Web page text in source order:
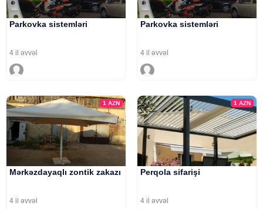
Parkovka sistemləri
4 il əvvəl
Parkovka sistemləri
4 il əvvəl
1AZN
Mərkəzdayaqlı zontik zakazı
4 il əvvəl
1 AZN
Perqola sifarişi
4 il əvvəl